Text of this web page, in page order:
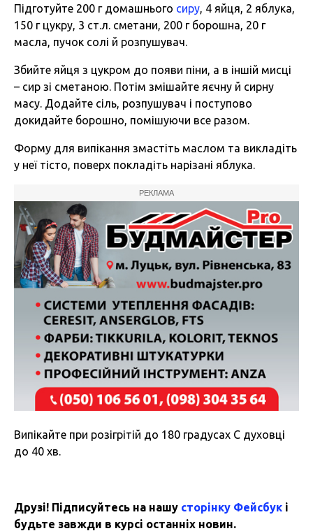
Підготуйте 200 г домашнього сиру, 4 яйця, 2 яблука,
150 г цукру, 3 ст.л. сметани, 200 г борошна, 20 г
масла, пучок солі й розпушувач.
Збийте яйця з цукром до появи піни, а в іншій мисці
– сир зі сметаною. Потім змішайте яєчну й сирну
масу. Додайте сіль, розпушувач і поступово
докидайте борошно, помішуючи все разом.
Форму для випікання змастіть маслом та викладіть
у неї тісто, поверх покладіть нарізані яблука.
РЕКЛАМА
Випікайте при розігрітій до 180 градусах С духовці
до 40 хв.
Друзі! Підписуйтесь на нашу сторінку Фейсбук і
будьте завжди в курсі останніх новин.